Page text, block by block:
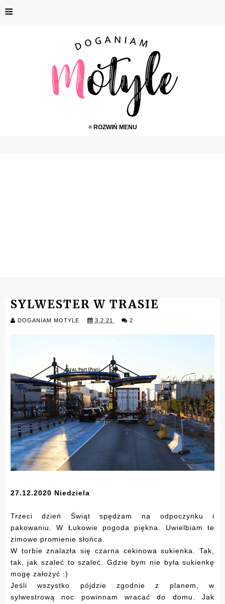
≡
≡ ROZWIŃ MENU
SYLWESTER W TRASIE
DOGANIAM MOTYLE 3.2.21 2
27.12.2020 Niedziela
Trzeci dzień Świąt spędzam na odpoczynku i
pakowaniu. W Łukowie pogoda piękna. Uwielbiam te
zimowe promienie słońca.
W torbie znalazła się czarna cekinowa sukienka. Tak,
tak, jak szaleć to szaleć. Gdzie bym nie była sukienkę
mogę założyć :)
Jeśli wszystko pójdzie zgodnie z planem, w
sylwestrową noc powinnam wracać do domu. Jak